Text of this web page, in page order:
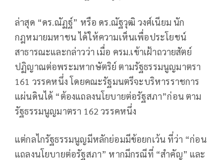
ล่าสุด “ดร.ณัฏฐ์” หรือ ดร.ณัฐวุฒิ วงศ์เนียม นัก
กฎหมายมหาชน ได้ให้ความเห็นเพื่อประโยชน์
สาธารณะและกล่าวว่า เมื่อ ครม.เข้าเฝ้าถวายสัตย์
ปฏิญาณต่อพระมหากษัตริย์ ตามรัฐธรรมนูญมาตรา
161 วรรคหนึ่ง โดยคณะรัฐมนตรีจะบริหารราชการ
แผ่นดินได้ “ต้องแถลงนโยบายต่อรัฐสภา”ก่อน ตาม
รัฐธรรมนูญมาตรา 162 วรรคหนึ่ง
แต่กลไกรัฐธรรมนูญมีหลักย่อมมีข้อยกเว้น ที่ว่า “ก่อน
แถลงนโยบายต่อรัฐสภา” หากมีกรณีที่ “สำคัญ” และ